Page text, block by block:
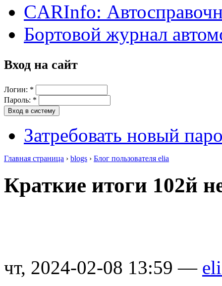
CARInfo:
Бортовой журнал
Вход на сайт
Логин: *
Пароль: *
Затребовать новый
Главная страница › blogs › Блог пользователя elia
Краткие итоги 102й
чт, 2024-02-08 13:59 —